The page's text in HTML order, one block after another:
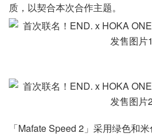
质，以契合本次合作主题。
「Mafate Speed 2」采用绿色和